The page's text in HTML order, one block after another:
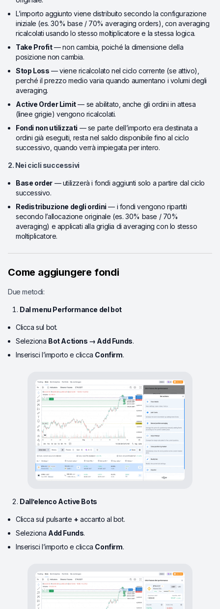
L’importo aggiunto viene distribuito secondo la configurazione
iniziale (es. 30% base / 70% averaging orders), con averaging
ricalcolati usando lo stesso moltiplicatore e la stessa logica.
Take Profit— non cambia, poiché la dimensione della
posizione non cambia.
Stop Loss — viene ricalcolato nel ciclo corrente (se attivo),
perché il prezzo medio varia quando aumentano i volumi degli
averaging.
Active Order Limit— se abilitato, anche gli ordini in attesa
(linee grigie) vengono ricalcolati.
Fondi non utilizzati — se parte dell’importo era destinata a
ordini già eseguiti, resta nel saldo disponibile fino al ciclo
successivo, quando verrà impiegata per intero.
2. Nei cicli successivi
Base order — utilizzerà i fondi aggiunti solo a partire dal ciclo
successivo.
Redistribuzione degli ordini — i fondi vengono ripartiti
secondo l’allocazione originale (es. 30% base / 70%
averaging) e applicati alla griglia di averaging con lo stesso
moltiplicatore.
Come aggiungere fondi
Due metodi:
Dal menu Performance del bot
Clicca sul bot.
Seleziona Bot Actions → Add Funds.
Inserisci l’importo e clicca Confirm.
Dall’elenco Active Bots
Clicca sul pulsante + accanto al bot.
Seleziona Add Funds.
Inserisci l’importo e clicca Confirm.